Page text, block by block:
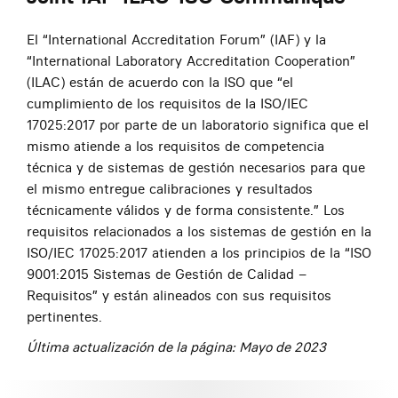
El “International Accreditation Forum” (IAF) y la
“International Laboratory Accreditation Cooperation”
(ILAC) están de acuerdo con la ISO que “el
cumplimiento de los requisitos de la ISO/IEC
17025:2017 por parte de un laboratorio significa que el
mismo atiende a los requisitos de competencia
técnica y de sistemas de gestión necesarios para que
el mismo entregue calibraciones y resultados
técnicamente válidos y de forma consistente.” Los
requisitos relacionados a los sistemas de gestión en la
ISO/IEC 17025:2017 atienden a los principios de la “ISO
9001:2015 Sistemas de Gestión de Calidad –
Requisitos” y están alineados con sus requisitos
pertinentes.
Última actualización de la página: Mayo de 2023